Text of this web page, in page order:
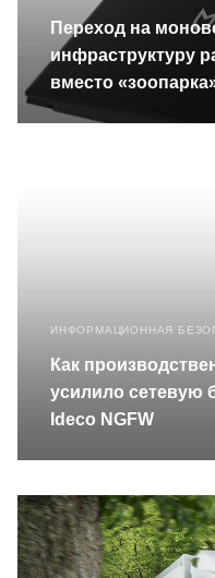
Переход на
инфраструктуру
вместо
ИНФОРМАЦИОННАЯ
Как
усилило сетевую
Ideco NGFW